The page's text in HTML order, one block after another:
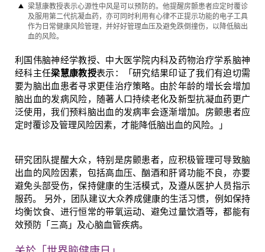
梁慧康教授表示心源性中风是可以预防的。他提醒房颤患者应定时覆诊
及服用第二代抗凝血药，亦可同时利用有心律不正提示功能的电子工具
作为日常健康风险管理，并好好管理血压及避免跌倒撞伤，以降低脑出
血的风险。
利国伟脑神经学教授、中大医学院内科及药物治疗学系脑神
经科主任梁慧康教授表示：「研究结果印证了我们有迫切需
要为脑出血患者寻求更佳治疗策略。由於年龄的增长会增加
脑出血的发病风险，随著人口持续老化及新型抗凝血药更广
泛使用，我们预料脑出血的发病率会逐渐增加。房颤患者应
定时覆诊及管理风险因素，才能降低脑出血的风险。」
研究团队提醒大众，特别是房颤患者，应积极管理可导致脑
出血的风险因素，包括高血压、酗酒和肝肾功能不良，亦要
避免头部受伤，保持健康的生活模式，及遵从医护人员指示
服药。 另外，团队建议大众养成健康的生活习惯，例如保持
均衡饮食、进行恒常的带氧运动、避免过量饮酒等，都能有
效预防「三高」及心脑血管疾病。